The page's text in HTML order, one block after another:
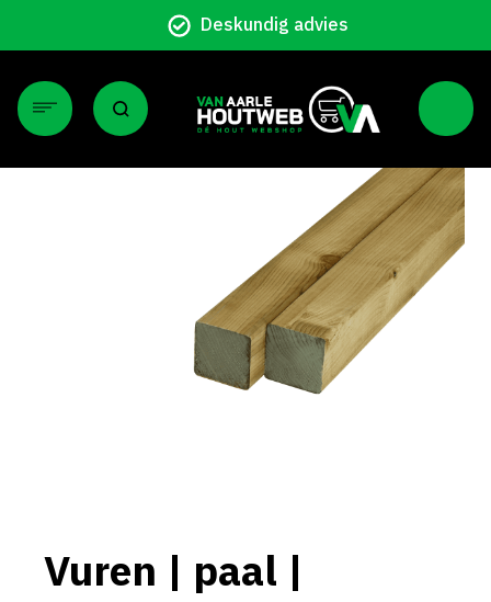
Deskundig advies
Vuren | paal |